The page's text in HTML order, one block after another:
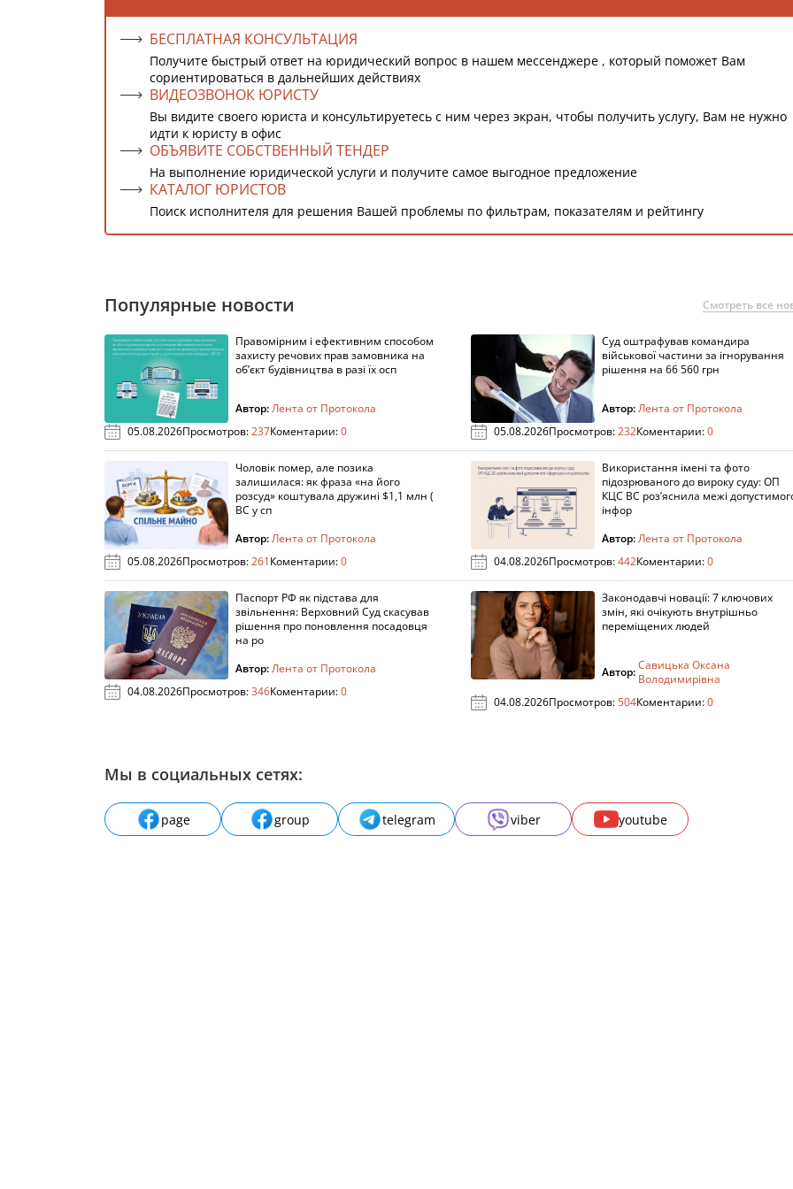
БЕСПЛАТНАЯ КОНСУЛЬТАЦИЯ
Получите быстрый ответ на юридический вопрос в нашем мессенджере , который поможет Вам
сориентироваться в дальнейших действиях
ВИДЕОЗВОНОК ЮРИСТУ
Вы видите своего юриста и консультируетесь с ним через экран, чтобы получить услугу, Вам не нужно
идти к юристу в офис
ОБЪЯВИТЕ СОБСТВЕННЫЙ ТЕНДЕР
На выполнение юридической услуги и получите самое выгодное предложение
КАТАЛОГ ЮРИСТОВ
Поиск исполнителя для решения Вашей проблемы по фильтрам, показателям и рейтингу
Популярные новости Смотреть все
Правомірним і ефективним способом
захисту речових прав замовника на
об’єкт будівництва в разі їх осп
Автор:Лента от Протокола
05.08.2026Просмотров:237Коментарии:0
Суд оштрафував командира
військової частини за ігнорування
рішення на 66 560 грн
Автор:Лента от Протокола
05.08.2026Просмотров:232Коментарии:0
Чоловік помер, але позика
залишилася: як фраза «на його
розсуд» коштувала дружині $1,1 млн (
ВС у сп
Автор:Лента от Протокола
05.08.2026Просмотров:261Коментарии:0
Використання імені та фото
підозрюваного до вироку суду: ОП
КЦС ВС роз’яснила межі
інфор
Автор:Лента от Протокола
04.08.2026Просмотров:442Коментарии:0
Паспорт РФ як підстава для
звільнення: Верховний Суд скасував
рішення про поновлення посадовця
на ро
Автор:Лента от Протокола
04.08.2026Просмотров:346Коментарии:0
Законодавчі новації: 7 ключових
змін, які очікують внутрішньо
переміщених людей
Автор:Савицька Оксана
Володимирівна
04.08.2026Просмотров:504Коментарии:0
Мы в социальных сетях:
page group telegram viber youtube